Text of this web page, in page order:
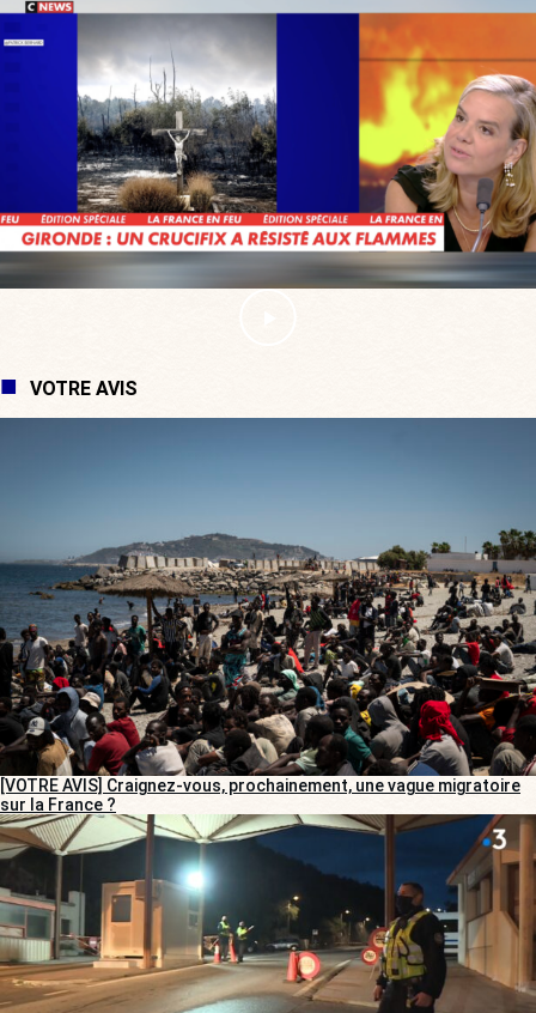
VOTRE AVIS
[VOTRE AVIS] Craignez-vous, prochainement, une vague migratoire
sur la France ?